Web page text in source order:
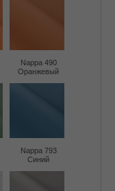
Nappa 490
Оранжевый
Nappa 793
Синий